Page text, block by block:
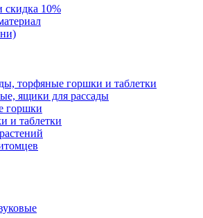
скидка 10%
торфяные горшки и таблетки
ящики для рассады
горшки
и таблетки